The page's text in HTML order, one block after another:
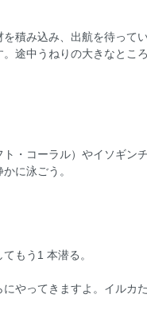
積み込み、出航を待って
途中うねりの大きなとこ
・コーラル）やイソギン
に泳ごう。
もう1 本潜る。
やってきますよ。イルカ